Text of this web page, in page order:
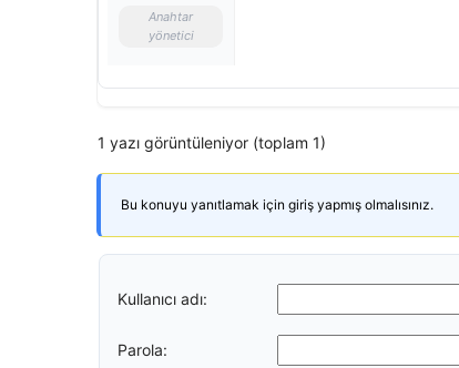
Anahtar
yönetici
1 yazı görüntüleniyor (toplam 1)
Bu konuyu yanıtlamak için giriş yapmış olmalısınız.
Kullanıcı adı:
Parola: